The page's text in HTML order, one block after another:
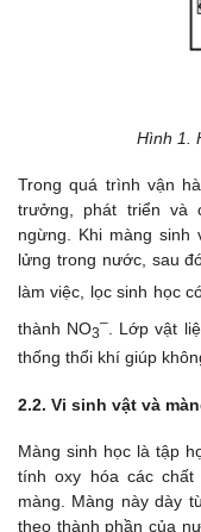
Hình 1.
Trong quá trình vận
trưởng, phát triển và
ngừng. Khi màng
lửng trong nước, sau
làm việc, lọc sinh học
thành NO3
–
. Lớp vật
thống thổi khí giúp
2.2. Vi sinh vật và
Màng sinh học là tập
tính oxy hóa các
màng. Màng này dày
theo thành phần của